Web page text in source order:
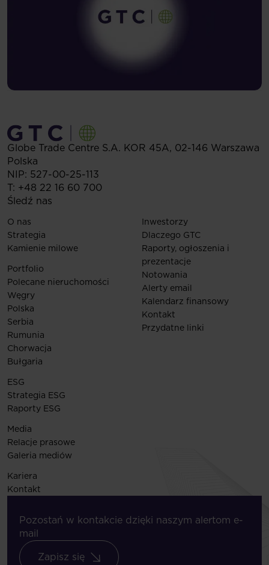
Globe Trade Centre S.A. KOR 45A, 02-146 Warszawa
Polska
NIP: 527-00-25-113
T: +48 22 16 60 700
Śledź nas
O nas
Strategia
Kamienie milowe
Portfolio
Polecane nieruchomości
Węgry
Polska
Serbia
Rumunia
Chorwacja
Bułgaria
Inwestorzy
Dlaczego GTC
Raporty, ogłoszenia i
prezentacje
Notowania
Alerty email
Kalendarz finansowy
Kontakt
Przydatne linki
ESG
Strategia ESG
Raporty ESG
Media
Relacje prasowe
Galeria mediów
Kariera
Kontakt
Pozostań w kontakcie dzięki naszym alertom e-
mail
Zapisz się